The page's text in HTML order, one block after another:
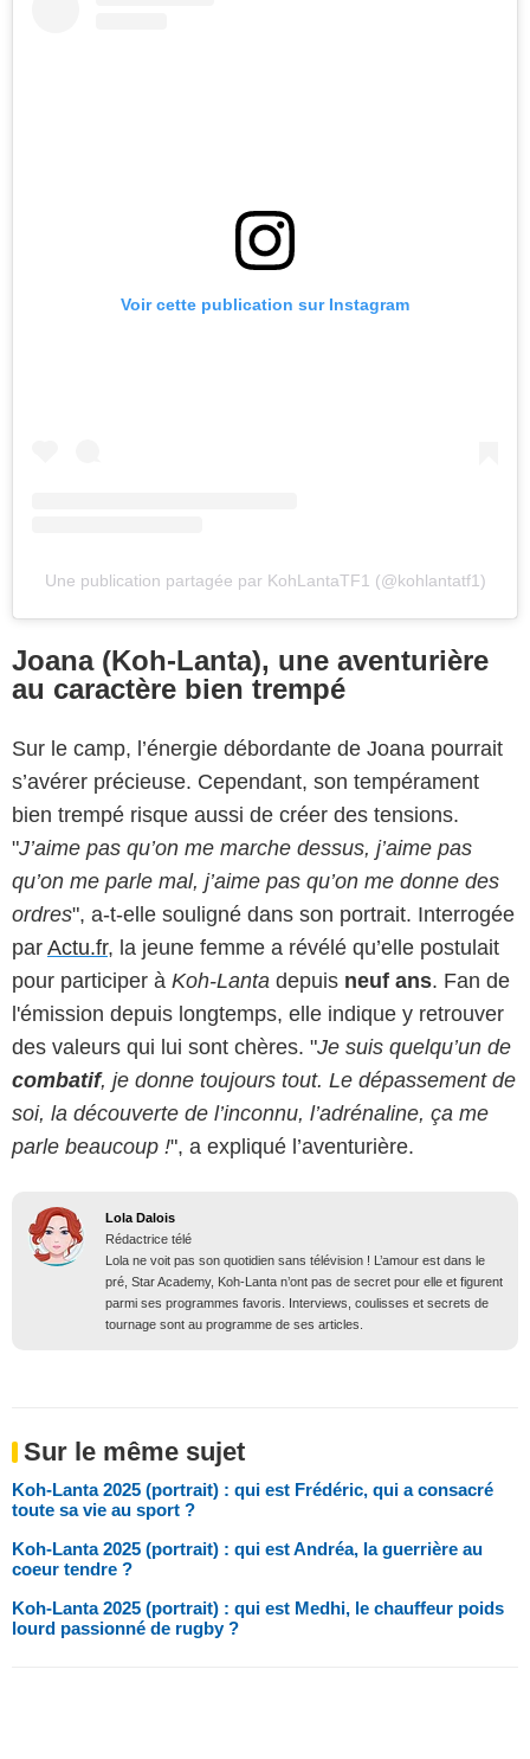
Voir cette publication sur Instagram
Une publication partagée par KohLantaTF1 (@kohlantatf1)
Joana (Koh-Lanta), une aventurière
au caractère bien trempé
Sur le camp, l’énergie débordante de Joana pourrait
s’avérer précieuse. Cependant, son tempérament
bien trempé risque aussi de créer des tensions.
"J’aime pas qu’on me marche dessus, j’aime pas
qu’on me parle mal, j’aime pas qu’on me donne des
ordres", a-t-elle souligné dans son portrait. Interrogée
par Actu.fr, la jeune femme a révélé qu’elle postulait
pour participer à Koh-Lanta depuis neuf ans. Fan de
l'émission depuis longtemps, elle indique y retrouver
des valeurs qui lui sont chères. "Je suis quelqu’un de
combatif, je donne toujours tout. Le dépassement de
soi, la découverte de l’inconnu, l’adrénaline, ça me
parle beaucoup !", a expliqué l’aventurière.
Lola Dalois
Rédactrice télé
Lola ne voit pas son quotidien sans télévision ! L’amour est dans le
pré, Star Academy, Koh-Lanta n’ont pas de secret pour elle et figurent
parmi ses programmes favoris. Interviews, coulisses et secrets de
tournage sont au programme de ses articles.
Sur le même sujet
Koh-Lanta 2025 (portrait) : qui est Frédéric, qui a consacré
toute sa vie au sport ?
Koh-Lanta 2025 (portrait) : qui est Andréa, la guerrière au
coeur tendre ?
Koh-Lanta 2025 (portrait) : qui est Medhi, le chauffeur poids
lourd passionné de rugby ?